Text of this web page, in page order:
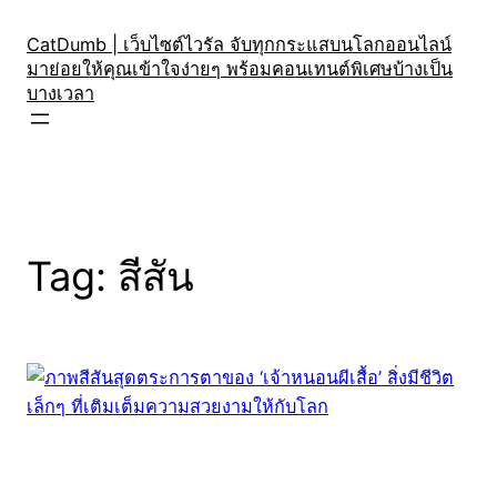
content
CatDumb | เว็บไซต์ไวรัล จับทุกกระแสบนโลกออนไลน์
มาย่อยให้คุณเข้าใจง่ายๆ พร้อมคอนเทนต์พิเศษบ้างเป็น
บางเวลา
Tag: สีสัน